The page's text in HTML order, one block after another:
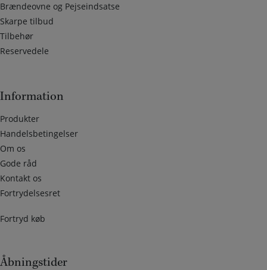
Brændeovne og Pejseindsatse
Skarpe tilbud
Tilbehør
Reservedele
Information
Produkter
Handelsbetingelser
Om os
Gode råd
Kontakt os
Fortrydelsesret
Fortryd køb
Åbningstider